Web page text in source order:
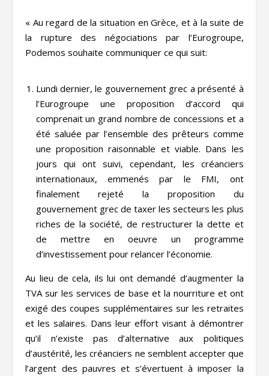
« Au regard de la situation en Grèce, et à la suite de
la rupture des négociations par l’Eurogroupe,
Podemos souhaite communiquer ce qui suit:
Lundi dernier, le gouvernement grec a présenté à
l’Eurogroupe une proposition d’accord qui
comprenait un grand nombre de concessions et a
été saluée par l’ensemble des prêteurs comme
une proposition raisonnable et viable. Dans les
jours qui ont suivi, cependant, les créanciers
internationaux, emmenés par le FMI, ont
finalement rejeté la proposition du
gouvernement grec de taxer les secteurs les plus
riches de la société, de restructurer la dette et
de mettre en oeuvre un programme
d’investissement pour relancer l’économie.
Au lieu de cela, ils lui ont demandé d’augmenter la
TVA sur les services de base et la nourriture et ont
exigé des coupes supplémentaires sur les retraites
et les salaires. Dans leur effort visant à démontrer
qu’il n’existe pas d’alternative aux politiques
d’austérité, les créanciers ne semblent accepter que
l’argent des pauvres et s’évertuent à imposer la